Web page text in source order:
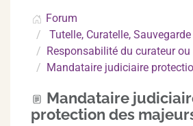
Forum
Tutelle, Curatelle,
Responsabilité du curateur
Mandataire judiciaire
Mandataire
protection des